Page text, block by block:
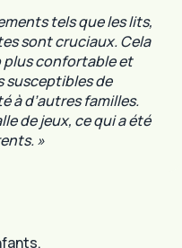
tels que les lits,
sont cruciaux. Cela
plus confortable et
susceptibles de
à d’autres familles.
de jeux, ce qui a été
»